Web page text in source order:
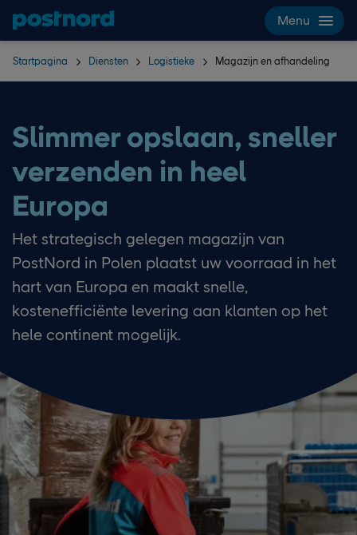
Hoppa över navigering och sök
Menu
Startpagina Diensten Logistieke Magazijn en afhandeling
Slimmer opslaan, sneller
verzenden in heel
Europa
Het strategisch gelegen magazijn van
PostNord in Polen plaatst uw voorraad in het
hart van Europa en maakt snelle,
kostenefficiënte levering aan klanten op het
hele continent mogelijk.